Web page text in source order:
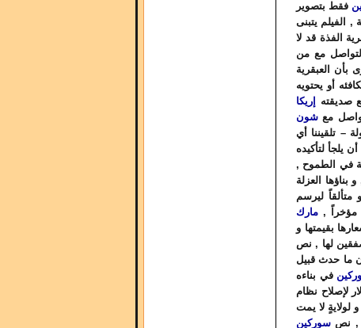
فقط بتصوير
, الفيلم يتبنى
الفذة قد لا
مع من
بأن العبقرية
أو يحتويه
صديقته
إريكا
مع شون
– تلقيننا أي
يلجأ لتأكيده
في الطموح ,
العزلة
متألقاً ليرسم
مؤخراً , مارك
بقيمتها و
لها , نص
ما حدث قبيل
في بناءه
مليون دولار لإصلاح نظام
لولايةٍ لا يمت
, نص سوركين